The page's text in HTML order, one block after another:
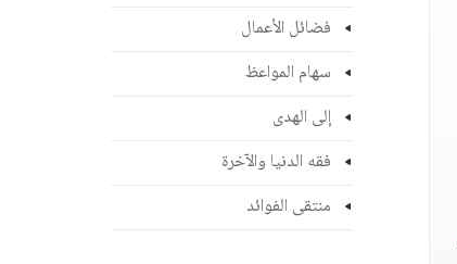
فضائل الأعمال
سهام المواعظ
إلى الهدى
فقه الدنيا والآخرة
منتقى الفوائد